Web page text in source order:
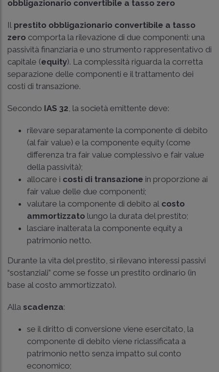
obbligazionario convertibile a tasso zero
Il prestito obbligazionario convertibile a tasso
zero comporta la rilevazione di due componenti: una
passività finanziaria e uno strumento rappresentativo di
capitale (equity). La complessità riguarda la corretta
separazione delle componenti e il trattamento dei
costi di transazione.
Secondo IAS 32 , la società emittente deve:
rilevare separatamente la componente di debito
(al fair value) e la componente equity (come
differenza tra fair value complessivo e fair value
della passività);
allocare i costi di transazione in proporzione ai
fair value delle due componenti;
valutare la componente di debito al costo
ammortizzato lungo la durata del prestito;
lasciare inalterata la componente equity a
patrimonio netto.
Durante la vita del prestito, si rilevano interessi passivi
“sostanziali” come se fosse un prestito ordinario (in
base al costo ammortizzato).
Alla scadenza:
se il diritto di conversione viene esercitato, la
componente di debito viene riclassificata a
patrimonio netto senza impatto sul conto
economico;